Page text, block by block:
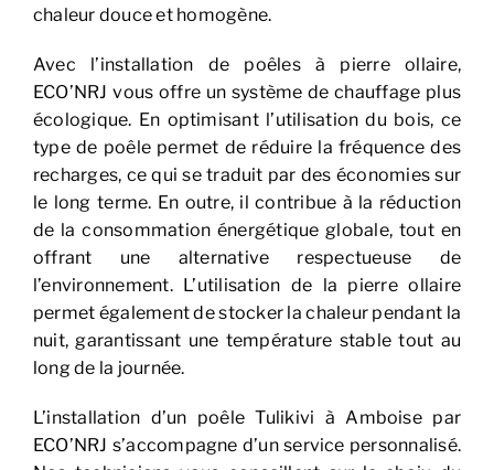
chaleur douce et homogène.
Avec l’installation de poêles à pierre ollaire,
ECO’NRJ vous offre un système de chauffage plus
écologique. En optimisant l’utilisation du bois, ce
type de poêle permet de réduire la fréquence des
recharges, ce qui se traduit par des économies sur
le long terme. En outre, il contribue à la réduction
de la consommation énergétique globale, tout en
offrant une alternative respectueuse de
l’environnement. L’utilisation de la pierre ollaire
permet également de stocker la chaleur pendant la
nuit, garantissant une température stable tout au
long de la journée.
L’installation d’un poêle Tulikivi à Amboise par
ECO’NRJ s’accompagne d’un service personnalisé.